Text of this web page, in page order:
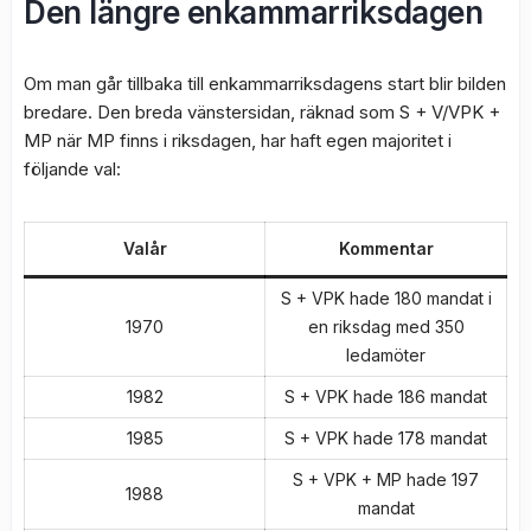
Den längre enkammarriksdagen
Om man går tillbaka till enkammarriksdagens start blir bilden
bredare. Den breda vänstersidan, räknad som S + V/VPK +
MP när MP finns i riksdagen, har haft egen majoritet i
följande val:
Valår Kommentar
1970
S + VPK hade 180 mandat i
en riksdag med 350
ledamöter
1982 S + VPK hade 186 mandat
1985 S + VPK hade 178 mandat
1988
S + VPK + MP hade 197
mandat